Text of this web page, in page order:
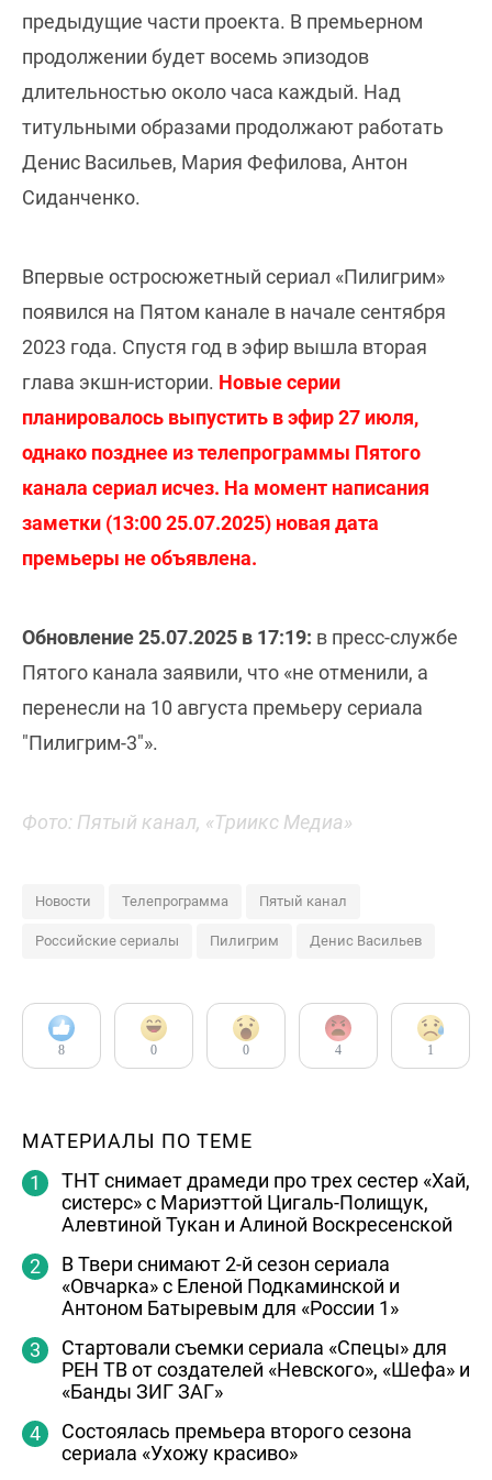
предыдущие части проекта. В премьерном
продолжении будет восемь эпизодов
длительностью около часа каждый. Над
титульными образами продолжают работать
Денис Васильев, Мария Фефилова, Антон
Сиданченко.
Впервые остросюжетный сериал «Пилигрим»
появился на Пятом канале в начале сентября
2023 года. Спустя год в эфир вышла вторая
глава экшн-истории. Новые серии
планировалось выпустить в эфир 27 июля,
однако позднее из телепрограммы Пятого
канала сериал исчез. На момент написания
заметки (13:00 25.07.2025) новая дата
премьеры не объявлена.
Обновление 25.07.2025 в 17:19: в пресс-службе
Пятого канала заявили, что «не отменили, а
перенесли на 10 августа премьеру сериала
"Пилигрим-3"».
Фото: Пятый канал, «Триикс Медиа»
Новости Телепрограмма Пятый канал
Российские сериалы Пилигрим Денис Васильев
8 0 0 4 1
МАТЕРИАЛЫ ПО ТЕМЕ
ТНТ снимает драмеди про трех сестер «Хай,
систерс» с Мариэттой Цигаль-Полищук,
Алевтиной Тукан и Алиной Воскресенской
В Твери снимают 2-й сезон сериала
«Овчарка» с Еленой Подкаминской и
Антоном Батыревым для «России 1»
Стартовали съемки сериала «Спецы» для
РЕН ТВ от создателей «Невского», «Шефа» и
«Банды ЗИГ ЗАГ»
Состоялась премьера второго сезона
сериала «Ухожу красиво»